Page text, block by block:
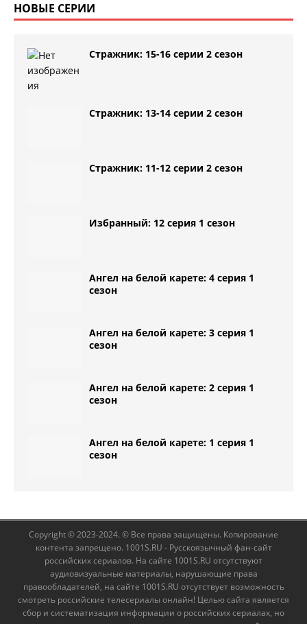
НОВЫЕ СЕРИИ
Стражник: 15-16 серии 2 сезон
Стражник: 13-14 серии 2 сезон
Стражник: 11-12 серии 2 сезон
Избранный: 12 серия 1 сезон
Ангел на белой карете: 4 серия 1
сезон
Ангел на белой карете: 3 серия 1
сезон
Ангел на белой карете: 2 серия 1
сезон
Ангел на белой карете: 1 серия 1
сезон
Copyright © 2023-2024. © Все права защищены. Копирование
контента запрещено. 1001S.RU - Русскоязычный фан-сайт
российских сериалов. На сайте 1001S.RU отсутствуют
аудиовизуальные материалы, нарушающие права
правообладателей, на сайте 1001S.RU отсутствует возможность
смотреть российские телесериалы онлайн! Целью сайта является
сбор и систематизация информации о российских сериалах, но